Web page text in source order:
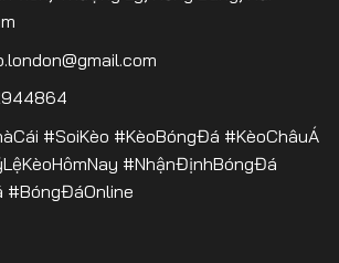
#SoiKèo #KèoBóngĐá #KèoChâuÁ
#NhậnĐịnhBóngĐá